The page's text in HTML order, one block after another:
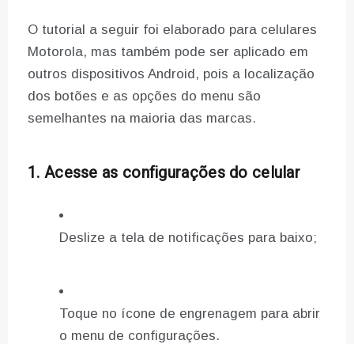
O tutorial a seguir foi elaborado para celulares
Motorola, mas também pode ser aplicado em
outros dispositivos Android, pois a localização
dos botões e as opções do menu são
semelhantes na maioria das marcas.
1. Acesse as configurações do celular
Deslize a tela de notificações para baixo;
Toque no ícone de engrenagem para abrir
o menu de configurações.